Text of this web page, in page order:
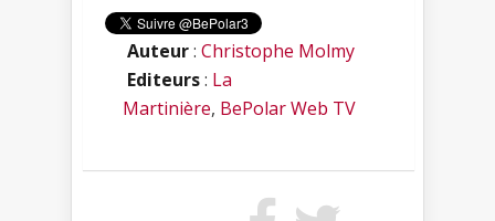
Auteur: Christophe Molmy
Editeurs: La
Martinière, BePolar Web TV